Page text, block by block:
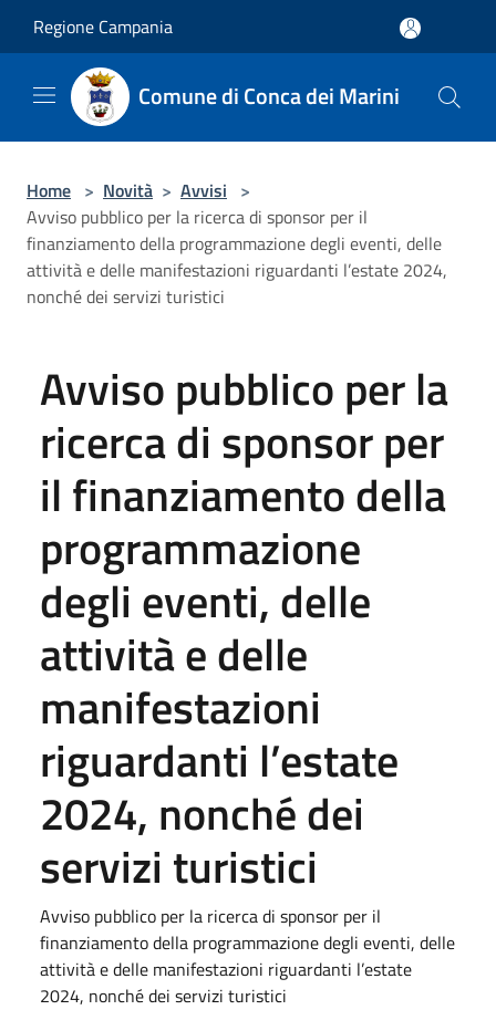
Regione Campania
Comune di Conca dei Marini
Home > Novità > Avvisi >
Avviso pubblico per la ricerca di sponsor per il
finanziamento della programmazione degli eventi, delle
attività e delle manifestazioni riguardanti l’estate 2024,
nonché dei servizi turistici
Avviso pubblico per la
ricerca di sponsor per
il finanziamento della
programmazione
degli eventi, delle
attività e delle
manifestazioni
riguardanti l’estate
2024, nonché dei
servizi turistici
Avviso pubblico per la ricerca di sponsor per il
finanziamento della programmazione degli eventi, delle
attività e delle manifestazioni riguardanti l’estate
2024, nonché dei servizi turistici